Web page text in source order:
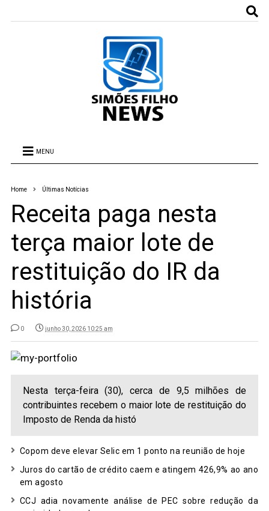
MENU
Home Últimas Notícias
Receita paga nesta
terça maior lote de
restituição do IR da
história
0 junho 30, 2026 10:25 am
Nesta terça-feira (30), cerca de 9,5 milhões de
contribuintes recebem o maior lote de restituição do
Imposto de Renda da histó
Copom deve elevar Selic em 1 ponto na reunião de hoje
Juros do cartão de crédito caem e atingem 426,9% ao ano
em agosto
CCJ adia novamente análise de PEC sobre redução da